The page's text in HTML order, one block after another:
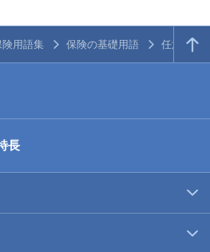
険用語集 保険の基礎用語 任意保険
長